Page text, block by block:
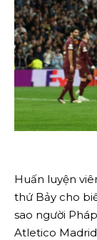
Huấn luyện
thứ Bảy cho
sao người
Atletico